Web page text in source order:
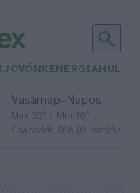
JÖVŐNK ENERGIA
Vasárnap– Napos
Max 32° / Min 18°
Csapadék: 0% (0 mm)Szél: